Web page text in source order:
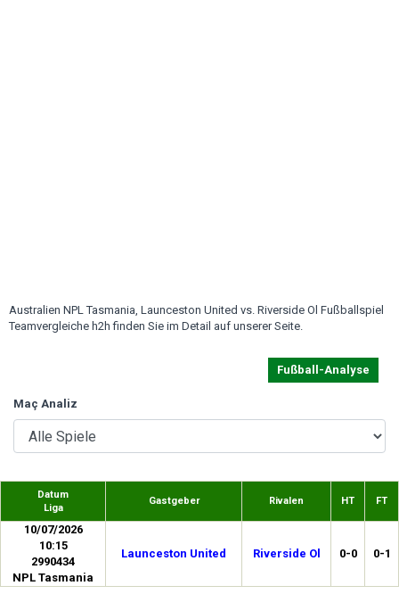
Australien NPL Tasmania, Launceston United vs. Riverside Ol Fußballspiel
Teamvergleiche h2h finden Sie im Detail auf unserer Seite.
Fußball-Analyse
Maç Analiz
Datum
Liga
Gastgeber Rivalen HT FT
10/07/2026
10:15
2990434
NPL Tasmania
Launceston United Riverside Ol 0-0 0-1